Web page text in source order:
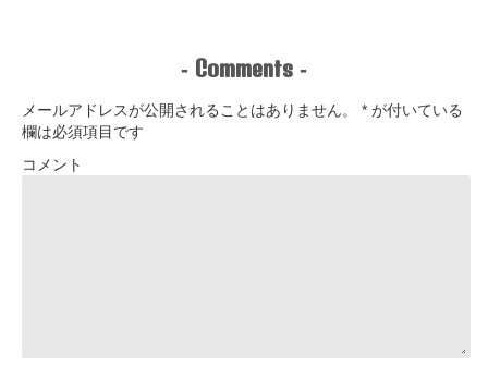
- Comments -
メールアドレスが公開されることはありません。 * が付いている
欄は必須項目です
コメント